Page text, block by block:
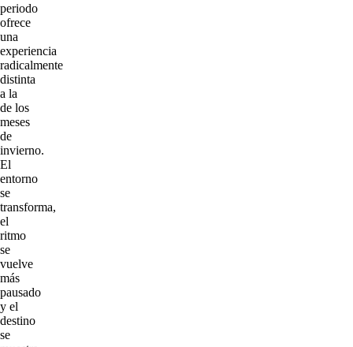
periodo
ofrece
una
experiencia
radicalmente
distinta
a la
de los
meses
de
invierno.
El
entorno
se
transforma,
el
ritmo
se
vuelve
más
pausado
y el
destino
se